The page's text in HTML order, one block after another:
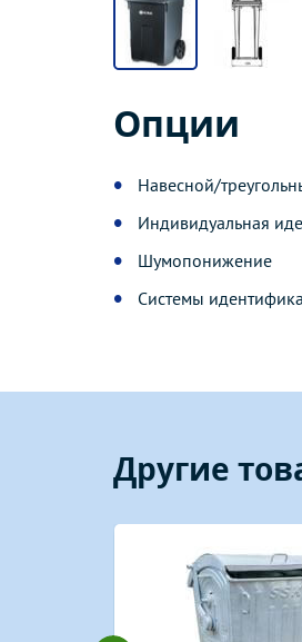
Опции
Навесной/
Индивидуальная
Шумопонижение
Системы
Другие